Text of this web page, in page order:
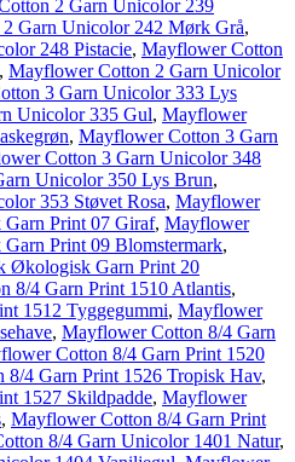
2 Garn Unicolor 239
Garn Unicolor 242 Mørk Grå,
248 Pistacie, Mayflower Cotton
, Mayflower Cotton 2 Garn Unicolor
3 Garn Unicolor 333 Lys
Unicolor 335 Gul, Mayflower
, Mayflower Cotton 3 Garn
Cotton 3 Garn Unicolor 348
Unicolor 350 Lys Brun,
353 Støvet Rosa, Mayflower
Print 07 Giraf, Mayflower
Print 09 Blomstermark,
Økologisk Garn Print 20
8/4 Garn Print 1510 Atlantis,
1512 Tyggegummi, Mayflower
, Mayflower Cotton 8/4 Garn
Cotton 8/4 Garn Print 1520
8/4 Garn Print 1526 Tropisk Hav,
1527 Skildpadde, Mayflower
, Mayflower Cotton 8/4 Garn Print
8/4 Garn Unicolor 1401 Natur,